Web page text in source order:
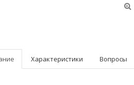
Характеристики Вопросы